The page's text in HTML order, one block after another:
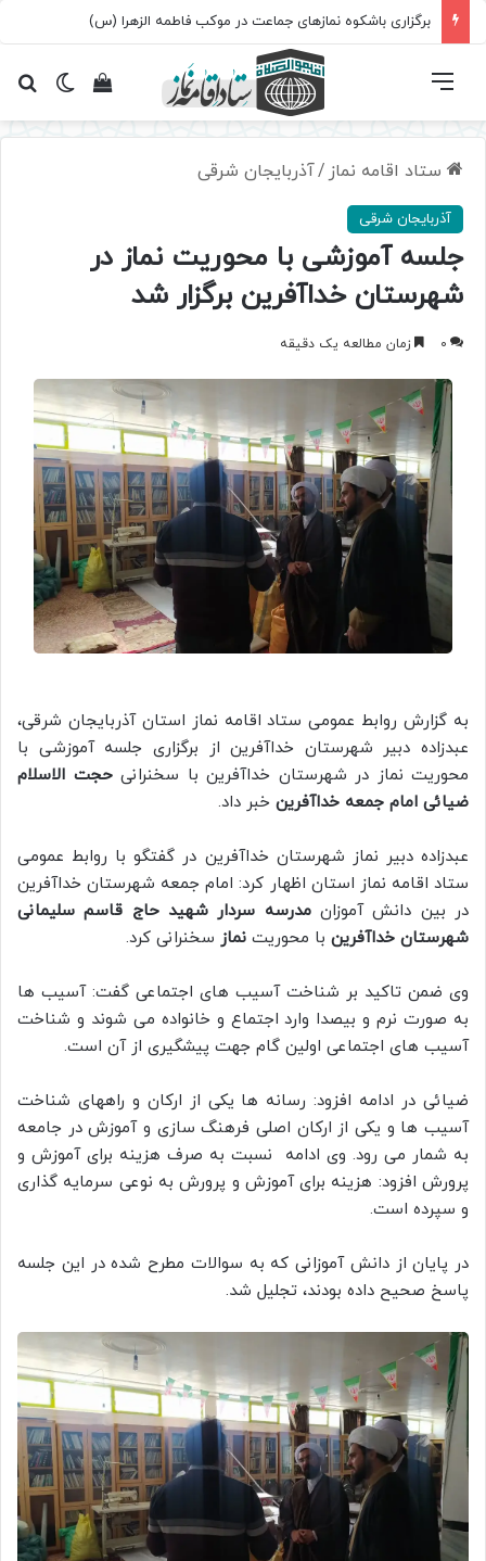
برگزاری باشکوه نمازهای جماعت در موکب فاطمه الزهرا (س)
تغییرمشاهده فهرست
ستاد اقامه نماز /آذربایجان شرقی
آذربایجان شرقی
جلسه آموزشی با محوریت نماز در
شهرستان خداآفرین برگزار شد
0 زمان مطالعه یک دقیقه
به گزارش روابط عمومی ستاد اقامه نماز استان آذربایجان شرقی،
عبدزاده دبیر شهرستان خداآفرین از برگزاری جلسه آموزشی با
محوریت نماز در شهرستان خداآفرین با سخنرانیحجت الاسلام
ضیائی امام جمعه خداآفرین خبر داد.
عبدزاده دبیر نماز شهرستان خداآفرین در گفتگو با روابط عمومی
ستاد اقامه نماز استان اظهار کرد: امام جمعه شهرستان خداآفرین
در بین دانش آموزانمدرسه سردار شهید حاج قاسم سلیمانی
شهرستان خداآفرین با محوریت نماز سخنرانی کرد.
وی ضمن تاکید بر شناخت آسیب های اجتماعی گفت: آسیب ها
به صورت نرم و بیصدا وارد اجتماع و خانواده می شوند و شناخت
آسیب های اجتماعی اولین گام جهت پیشگیری از آن است.
ضیائی در ادامه افزود: رسانه ها یکی از ارکان و راههای شناخت
آسیب ها و یکی از ارکان اصلی فرهنگ سازی و آموزش در جامعه
به شمار می رود. وی ادامه نسبت به صرف هزینه برای آموزش و
پرورش افزود: هزینه برای آموزش و پرورش به نوعی سرمایه گذاری
و سپرده است.
در پایان از دانش آموزانی که به سوالات مطرح شده در این جلسه
پاسخ صحیح داده بودند، تجلیل شد.